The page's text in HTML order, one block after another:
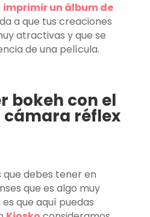
imprimir un álbum de
a que tus creaciones
atractivas y que se
de una película.
bokeh con el
cámara réflex
debes tener en
que es algo muy
que aquí puedas